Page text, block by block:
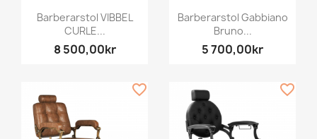
Barberarstol VIBBEL
CURLE...
8 500,00kr
Barberarstol Gabbiano
Bruno...
5 700,00kr
favorite_border favorite_border